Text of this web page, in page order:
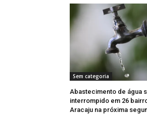
Sem categoria
Abastecimento de água
interrompido em 26
Aracaju na próxima